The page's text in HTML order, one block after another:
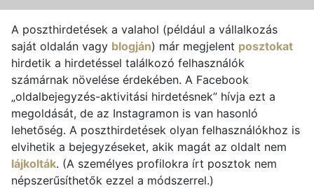
A poszthirdetések a valahol (például a vállalkozás
saját oldalán vagy blogján) már megjelent posztokat
hirdetik a hirdetéssel találkozó felhasználók
számárnak növelése érdekében. A Facebook
„oldalbejegyzés-aktivitási hirdetésnek” hívja ezt a
megoldását, de az Instagramon is van hasonló
lehetőség. A poszthirdetések olyan felhasználókhoz is
elvihetik a bejegyzéseket, akik magát az oldalt nem
lájkolták. (A személyes profilokra írt posztok nem
népszerűsíthetők ezzel a módszerrel.)